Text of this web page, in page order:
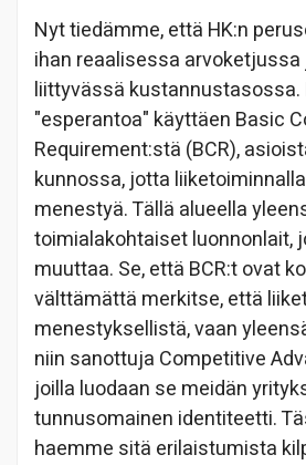
Nyt tiedämme, että HK:n
ihan reaalisessa arvoketjussa
liittyvässä kustannustasossa.
"esperantoa" käyttäen Basic
Requirement:stä (BCR),
kunnossa, jotta
menestyä. Tällä alueella
toimialakohtaiset luonnonlait,
muuttaa. Se, että BCR:t ovat
välttämättä merkitse, että
menestyksellistä, vaan
niin sanottuja Competitive
joilla luodaan se meidän
tunnusomainen identiteetti.
haemme sitä erilaistumista